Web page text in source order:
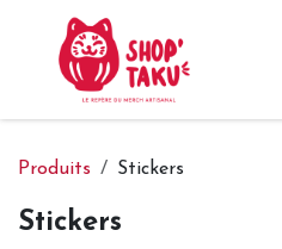
Se rendre au contenu
Produits Stickers
Stickers